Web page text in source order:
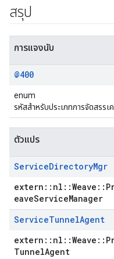
สรุป
การแจงนับ
@400
enum
รหัสสำหรับประเภทการจัดสรรเ
ตัวแปร
ServiceDirectoryMgr
eaveServiceManager
ServiceTunnelAgent
TunnelAgent